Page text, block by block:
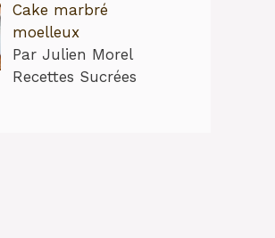
Cake marbré
moelleux
Par Julien Morel
Recettes Sucrées